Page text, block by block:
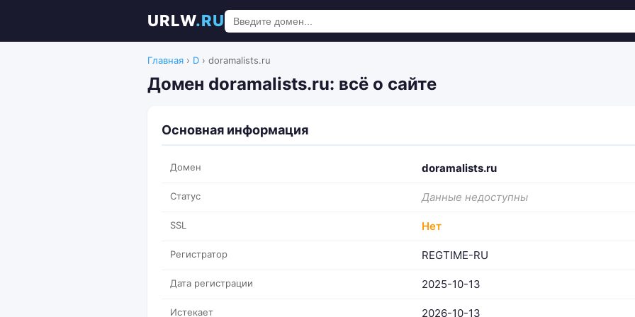
URLW.RU
Главная › D › doramalists.ru
Домен doramalists.ru: всё о сайте
Основная информация
Домен doramalists.ru
Статус Данные недоступны
SSL Нет
Регистратор REGTIME-RU
Дата регистрации 2025-10-13
Истекает 2026-10-13